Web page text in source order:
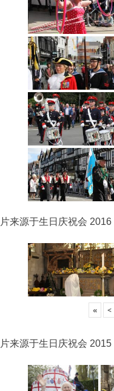
来源于生日庆祝会 2016
« <
来源于生日庆祝会 2015